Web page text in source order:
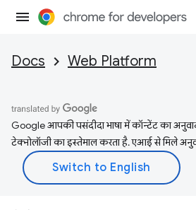
Docs Web Platform
Google आपकी पसंदीदा भाषा में कॉन्टेंट का
टेक्नोलॉजी का इस्तेमाल करता है. एआई से मिले